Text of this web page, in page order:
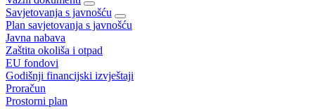
Savjetovanja s javnošću
Plan savjetovanja s javnošću
Javna nabava
Zaštita okoliša i otpad
EU fondovi
Godišnji financijski izvještaji
Proračun
Prostorni plan